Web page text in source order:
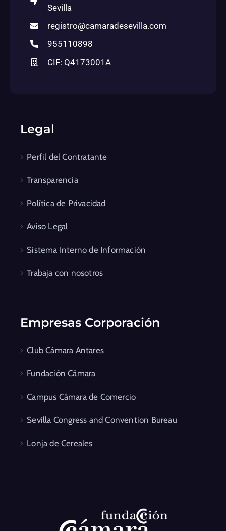
Sevilla
registro@camaradesevilla.com
955110898
CIF: Q4173001A
Legal
Perfil del Contratante
Transparencia
Política de Privacidad
Aviso Legal
Sistema Interno de Información
Trabaja con nosotros
Empresas Corporación
Club Cámara Antares
Fundación Cámara
Campus Cámara de Comercio
Sevilla Congress and Convention Bureau
Lonja de Cereales